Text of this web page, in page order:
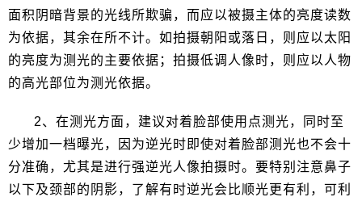
面积阴暗背景的光线所欺骗，而应以被摄主体的亮度读数
为依据，其余在所不计。如拍摄朝阳或落日，则应以太阳
的亮度为测光的主要依据；拍摄低调人像时，则应以人物
的高光部位为测光依据。
2、在测光方面，建议对着脸部使用点测光，同时至
少增加一档曝光，因为逆光时即使对着脸部测光也不会十
分准确，尤其是进行强逆光人像拍摄时。要特别注意鼻子
以下及颈部的阴影，了解有时逆光会比顺光更有利，可利